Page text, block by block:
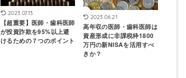
2023.07.13
【超重要】医師・歯科医師
が投資詐欺を95%以上避
けるための７つのポイント
2023.06.21
高年収の医師・歯科医師は
資産形成に非課税枠1800
万円の新NISAを活用すべ
きか？